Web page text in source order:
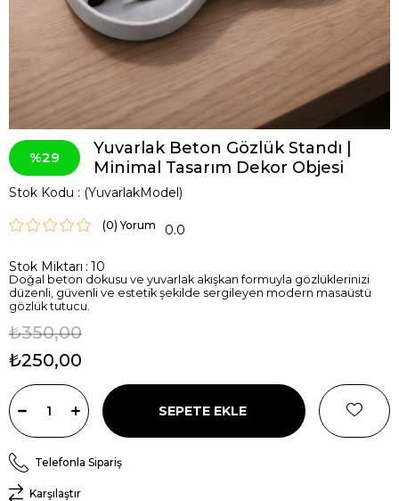
29
Yuvarlak Beton Gözlük Standı |
Minimal Tasarım Dekor Objesi
Stok Kodu (YuvarlakModel)
(0) 0.0
Stok Miktarı : 10
Doğal beton dokusu ve yuvarlak akışkan formuyla gözlüklerinizi
düzenli, güvenli ve estetik şekilde sergileyen modern masaüstü
gözlük tutucu.
₺350,00
₺250,00
Telefonla Sipariş
Karşılaştır